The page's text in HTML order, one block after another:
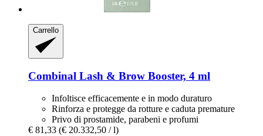
Carrello
Combinal Lash & Brow Booster, 4 ml
Infoltisce efficacemente e in modo duraturo
Rinforza e protegge da rotture e caduta premature
Privo di prostamide, parabeni e profumi
€ 81,33 (€ 20.332,50 / l)